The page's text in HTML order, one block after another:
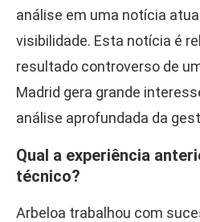
análise em uma notícia
visibilidade. Esta notícia é
resultado controverso de
Madrid gera grande
análise aprofundada da
Qual a experiência
técnico?
Arbeloa trabalhou com